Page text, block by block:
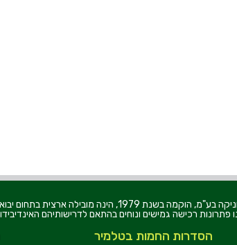
חברת טלמיר אלקטרוניקה בע"מ, הוקמה בשנת
פתרונות רכישה גמישים ונוחים בהתאם לדרישותיהם
הסדרות החמות בטלמיר